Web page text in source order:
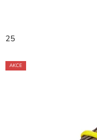
25
AKCE